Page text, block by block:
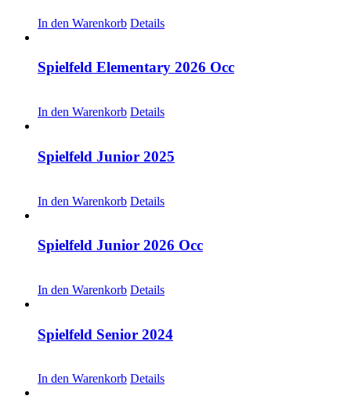
In den Warenkorb Details
Spielfeld Elementary 2026 Occ
In den Warenkorb Details
Spielfeld Junior 2025
In den Warenkorb Details
Spielfeld Junior 2026 Occ
In den Warenkorb Details
Spielfeld Senior 2024
In den Warenkorb Details